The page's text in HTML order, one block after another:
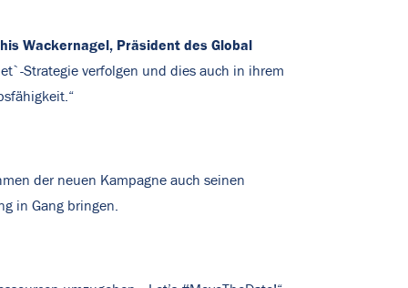
Wackernagel, Präsident des Global
Strategie verfolgen und dies auch in ihrem
der neuen Kampagne auch seinen
in Gang bringen.